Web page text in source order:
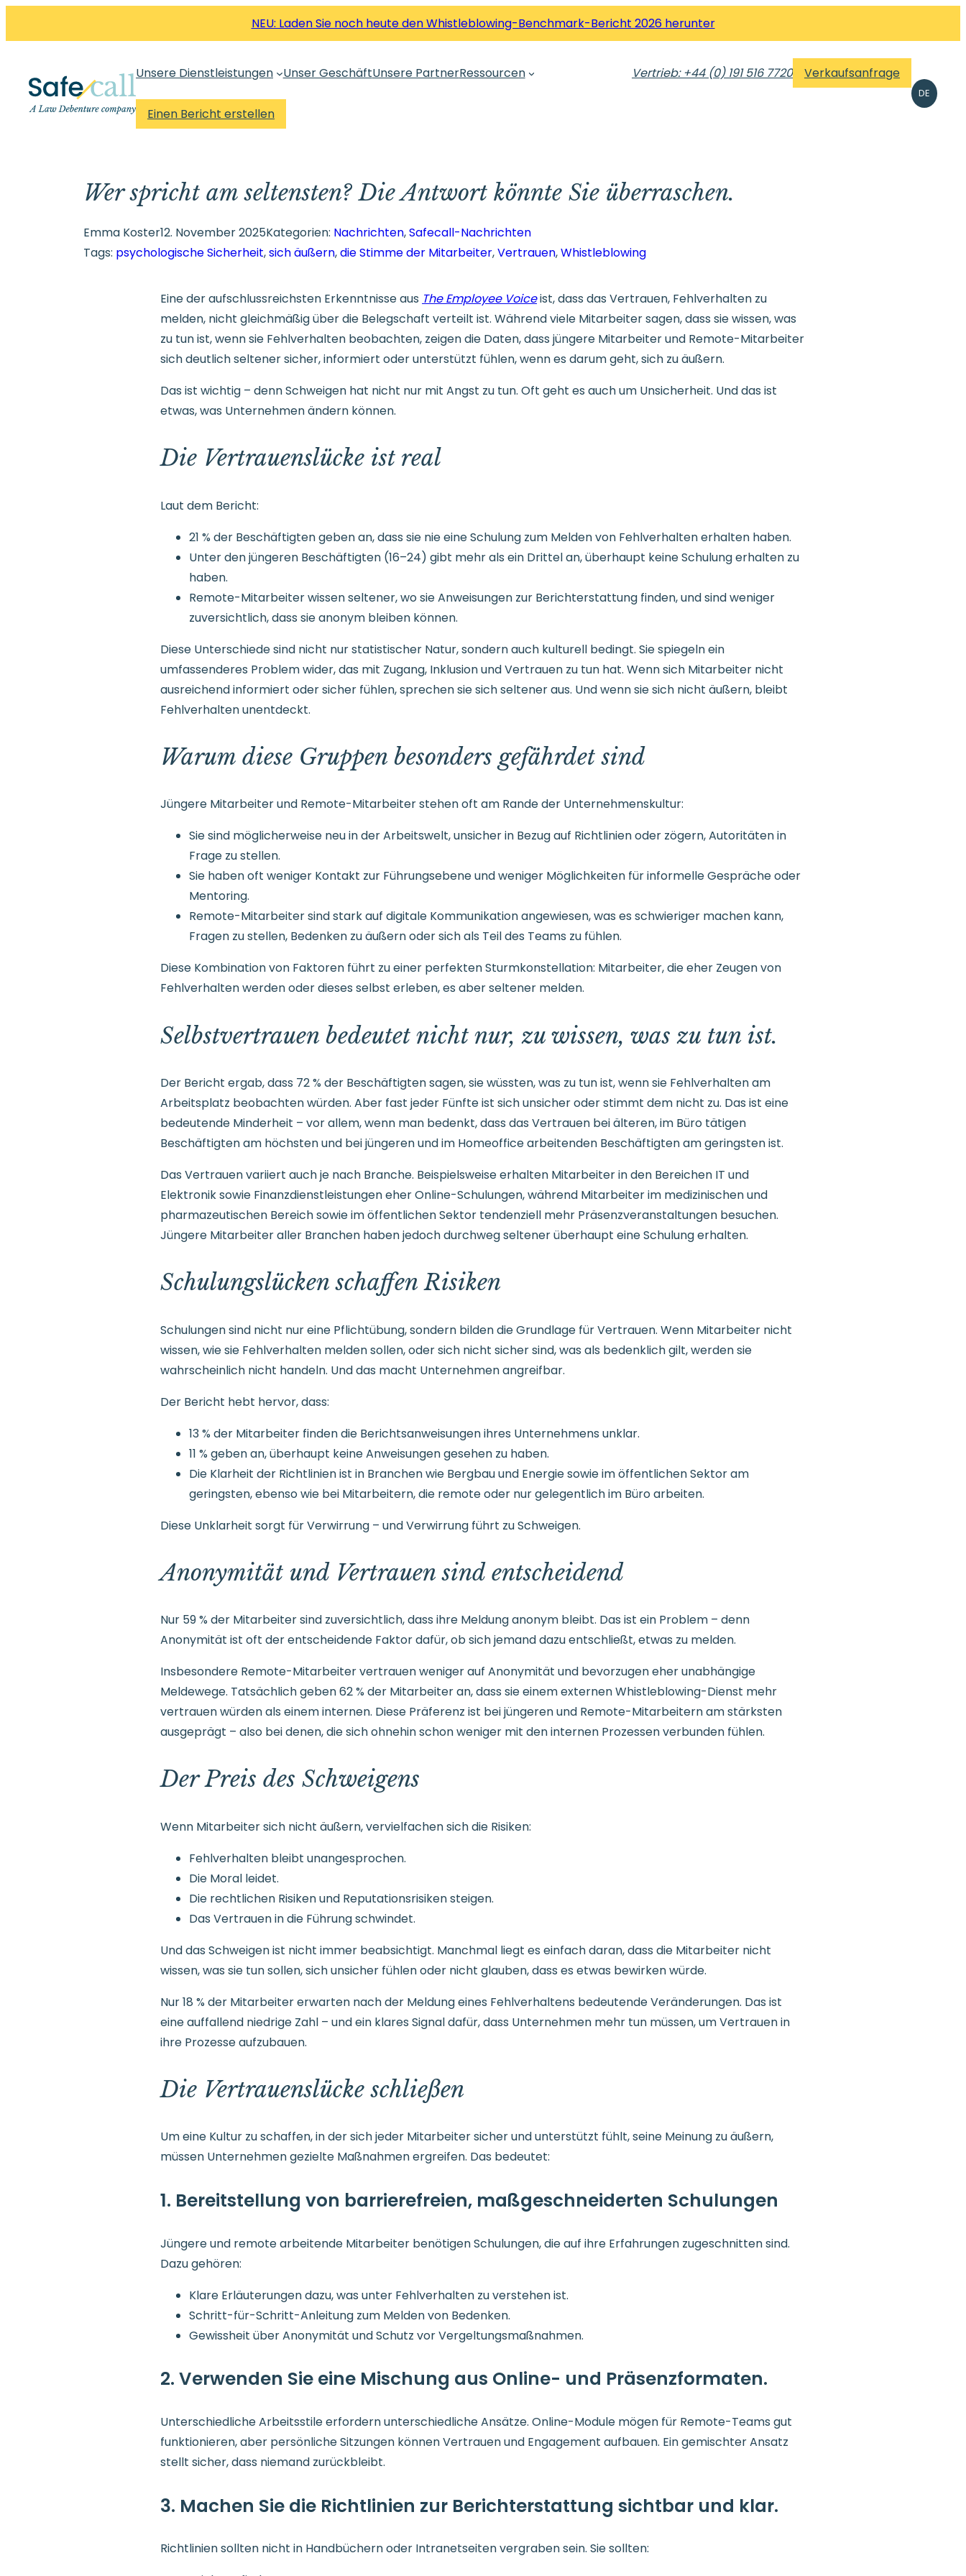
NEU: Laden Sie noch heute den Whistleblowing-Benchmark-Bericht 2026 herunter
Unsere Dienstleistungen Unser GeschäftUnsere PartnerRessourcen Vertrieb: +44 (0) 191 516 7720 Verkaufsanfrage
Einen Bericht erstellen
DE
Wer spricht am seltensten? Die Antwort könnte Sie überraschen.
Emma Koster12. November 2025Kategorien: Nachrichten, Safecall-Nachrichten
Tags: psychologische Sicherheit, sich äußern, die Stimme der Mitarbeiter, Vertrauen, Whistleblowing
Eine der aufschlussreichsten Erkenntnisse aus The Employee Voiceist, dass das Vertrauen, Fehlverhalten zu
melden, nicht gleichmäßig über die Belegschaft verteilt ist. Während viele Mitarbeiter sagen, dass sie wissen, was
zu tun ist, wenn sie Fehlverhalten beobachten, zeigen die Daten, dass jüngere Mitarbeiter und Remote-Mitarbeiter
sich deutlich seltener sicher, informiert oder unterstützt fühlen, wenn es darum geht, sich zu äußern.
Das ist wichtig – denn Schweigen hat nicht nur mit Angst zu tun. Oft geht es auch um Unsicherheit. Und das ist
etwas, was Unternehmen ändern können.
Die Vertrauenslücke ist real
Laut dem Bericht:
21 % der Beschäftigten geben an, dass sie nie eine Schulung zum Melden von Fehlverhalten erhalten haben.
Unter den jüngeren Beschäftigten (16–24) gibt mehr als ein Drittel an, überhaupt keine Schulung erhalten zu
haben.
Remote-Mitarbeiter wissen seltener, wo sie Anweisungen zur Berichterstattung finden, und sind weniger
zuversichtlich, dass sie anonym bleiben können.
Diese Unterschiede sind nicht nur statistischer Natur, sondern auch kulturell bedingt. Sie spiegeln ein
umfassenderes Problem wider, das mit Zugang, Inklusion und Vertrauen zu tun hat. Wenn sich Mitarbeiter nicht
ausreichend informiert oder sicher fühlen, sprechen sie sich seltener aus. Und wenn sie sich nicht äußern, bleibt
Fehlverhalten unentdeckt.
Warum diese Gruppen besonders gefährdet sind
Jüngere Mitarbeiter und Remote-Mitarbeiter stehen oft am Rande der Unternehmenskultur:
Sie sind möglicherweise neu in der Arbeitswelt, unsicher in Bezug auf Richtlinien oder zögern, Autoritäten in
Frage zu stellen.
Sie haben oft weniger Kontakt zur Führungsebene und weniger Möglichkeiten für informelle Gespräche oder
Mentoring.
Remote-Mitarbeiter sind stark auf digitale Kommunikation angewiesen, was es schwieriger machen kann,
Fragen zu stellen, Bedenken zu äußern oder sich als Teil des Teams zu fühlen.
Diese Kombination von Faktoren führt zu einer perfekten Sturmkonstellation: Mitarbeiter, die eher Zeugen von
Fehlverhalten werden oder dieses selbst erleben, es aber seltener melden.
Selbstvertrauen bedeutet nicht nur, zu wissen, was zu tun ist.
Der Bericht ergab, dass 72 % der Beschäftigten sagen, sie wüssten, was zu tun ist, wenn sie Fehlverhalten am
Arbeitsplatz beobachten würden. Aber fast jeder Fünfte ist sich unsicher oder stimmt dem nicht zu. Das ist eine
bedeutende Minderheit – vor allem, wenn man bedenkt, dass das Vertrauen bei älteren, im Büro tätigen
Beschäftigten am höchsten und bei jüngeren und im Homeoffice arbeitenden Beschäftigten am geringsten ist.
Das Vertrauen variiert auch je nach Branche. Beispielsweise erhalten Mitarbeiter in den Bereichen IT und
Elektronik sowie Finanzdienstleistungen eher Online-Schulungen, während Mitarbeiter im medizinischen und
pharmazeutischen Bereich sowie im öffentlichen Sektor tendenziell mehr Präsenzveranstaltungen besuchen.
Jüngere Mitarbeiter aller Branchen haben jedoch durchweg seltener überhaupt eine Schulung erhalten.
Schulungslücken schaffen Risiken
Schulungen sind nicht nur eine Pflichtübung, sondern bilden die Grundlage für Vertrauen. Wenn Mitarbeiter nicht
wissen, wie sie Fehlverhalten melden sollen, oder sich nicht sicher sind, was als bedenklich gilt, werden sie
wahrscheinlich nicht handeln. Und das macht Unternehmen angreifbar.
Der Bericht hebt hervor, dass:
13 % der Mitarbeiter finden die Berichtsanweisungen ihres Unternehmens unklar.
11 % geben an, überhaupt keine Anweisungen gesehen zu haben.
Die Klarheit der Richtlinien ist in Branchen wie Bergbau und Energie sowie im öffentlichen Sektor am
geringsten, ebenso wie bei Mitarbeitern, die remote oder nur gelegentlich im Büro arbeiten.
Diese Unklarheit sorgt für Verwirrung – und Verwirrung führt zu Schweigen.
Anonymität und Vertrauen sind entscheidend
Nur 59 % der Mitarbeiter sind zuversichtlich, dass ihre Meldung anonym bleibt. Das ist ein Problem – denn
Anonymität ist oft der entscheidende Faktor dafür, ob sich jemand dazu entschließt, etwas zu melden.
Insbesondere Remote-Mitarbeiter vertrauen weniger auf Anonymität und bevorzugen eher unabhängige
Meldewege. Tatsächlich geben 62 % der Mitarbeiter an, dass sie einem externen Whistleblowing-Dienst mehr
vertrauen würden als einem internen. Diese Präferenz ist bei jüngeren und Remote-Mitarbeitern am stärksten
ausgeprägt – also bei denen, die sich ohnehin schon weniger mit den internen Prozessen verbunden fühlen.
Der Preis des Schweigens
Wenn Mitarbeiter sich nicht äußern, vervielfachen sich die Risiken:
Fehlverhalten bleibt unangesprochen.
Die Moral leidet.
Die rechtlichen Risiken und Reputationsrisiken steigen.
Das Vertrauen in die Führung schwindet.
Und das Schweigen ist nicht immer beabsichtigt. Manchmal liegt es einfach daran, dass die Mitarbeiter nicht
wissen, was sie tun sollen, sich unsicher fühlen oder nicht glauben, dass es etwas bewirken würde.
Nur 18 % der Mitarbeiter erwarten nach der Meldung eines Fehlverhaltens bedeutende Veränderungen. Das ist
eine auffallend niedrige Zahl – und ein klares Signal dafür, dass Unternehmen mehr tun müssen, um Vertrauen in
ihre Prozesse aufzubauen.
Die Vertrauenslücke schließen
Um eine Kultur zu schaffen, in der sich jeder Mitarbeiter sicher und unterstützt fühlt, seine Meinung zu äußern,
müssen Unternehmen gezielte Maßnahmen ergreifen. Das bedeutet:
1. Bereitstellung von barrierefreien, maßgeschneiderten Schulungen
Jüngere und remote arbeitende Mitarbeiter benötigen Schulungen, die auf ihre Erfahrungen zugeschnitten sind.
Dazu gehören:
Klare Erläuterungen dazu, was unter Fehlverhalten zu verstehen ist.
Schritt-für-Schritt-Anleitung zum Melden von Bedenken.
Gewissheit über Anonymität und Schutz vor Vergeltungsmaßnahmen.
2. Verwenden Sie eine Mischung aus Online- und Präsenzformaten.
Unterschiedliche Arbeitsstile erfordern unterschiedliche Ansätze. Online-Module mögen für Remote-Teams gut
funktionieren, aber persönliche Sitzungen können Vertrauen und Engagement aufbauen. Ein gemischter Ansatz
stellt sicher, dass niemand zurückbleibt.
3. Machen Sie die Richtlinien zur Berichterstattung sichtbar und klar.
Richtlinien sollten nicht in Handbüchern oder Intranetseiten vergraben sein. Sie sollten: